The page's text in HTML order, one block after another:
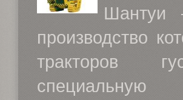
Шантуи
производство
тракторов